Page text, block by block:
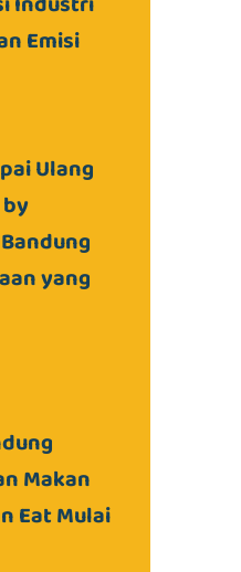
Emisi
Ulang
yang
Makan
Eat Mulai